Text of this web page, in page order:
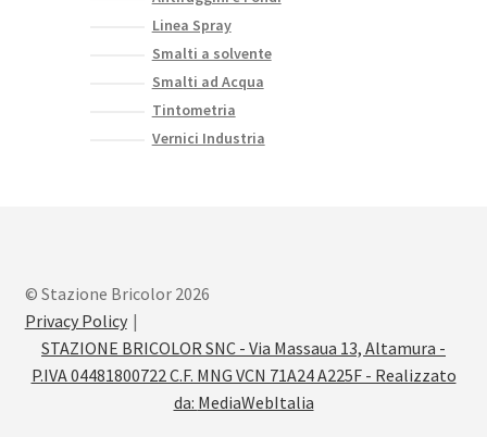
Linea Spray
Smalti a solvente
Smalti ad Acqua
Tintometria
Vernici Industria
© Stazione Bricolor 2026
Privacy Policy
STAZIONE BRICOLOR SNC - Via Massaua 13, Altamura -
P.IVA 04481800722 C.F. MNG VCN 71A24 A225F - Realizzato
da: MediaWebItalia